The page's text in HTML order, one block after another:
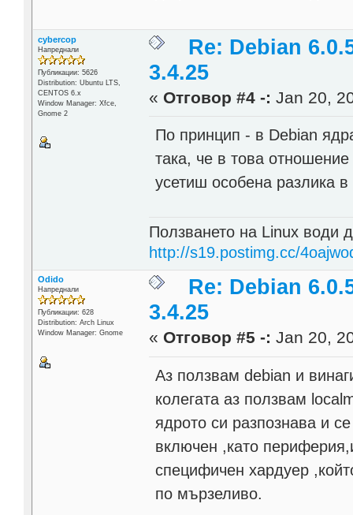
cybercop
Напреднали
Публикации: 5626
Distribution: Ubuntu LTS,
CENTOS 6.x
Window Manager: Xfce,
Gnome 2
Re: Debian
3.4.25
« Отговор #4 -: Jan 20,
По принцип - в Debian
така, че в това
усетиш особена разлика
Ползването на Linux води
http://s19.postimg.cc/
Odido
Напреднали
Публикации: 628
Distribution: Arch Linux
Window Manager: Gnome
Re: Debian
3.4.25
« Отговор #5 -: Jan 20,
Аз ползвам debian и
колегата аз ползвам
ядрото си разпознава и
включен ,като
специфичен хардуер
по мързеливо.